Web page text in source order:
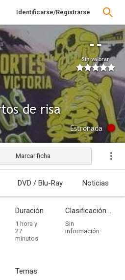
Identificarse/Registrarse
--
Sin valorar
de risa
Estrenada
Marcar ficha
DVD / Blu-Ray Noticias
Duración
1 hora y
27
minutos
Clasificación por edades
Sin
información
Temas